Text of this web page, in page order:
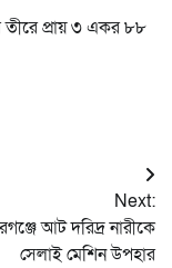
তীরে প্রায় ৩ একর ৮৮
Next:
আট দরিদ্র নারীকে
সেলাই মেশিন উপহার